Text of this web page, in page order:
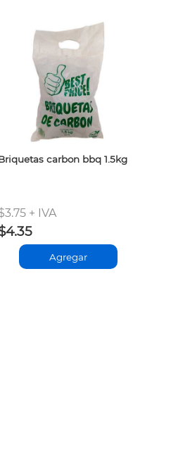
carbon bbq 1.5kg
+ IVA
Agregar